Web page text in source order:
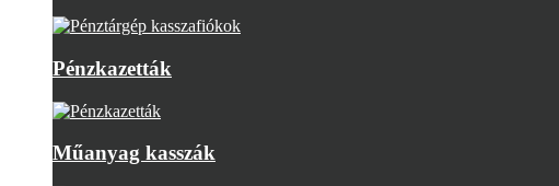
Pénzkazetták
Műanyag kasszák